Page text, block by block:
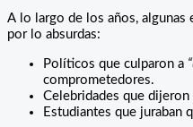
A lo largo de los años, algunas
por lo absurdas:
Políticos que culparon a
comprometedores.
Celebridades que dijeron
Estudiantes que juraban